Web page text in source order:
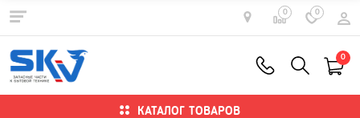
0 0
0
КАТАЛОГ ТОВАРОВ